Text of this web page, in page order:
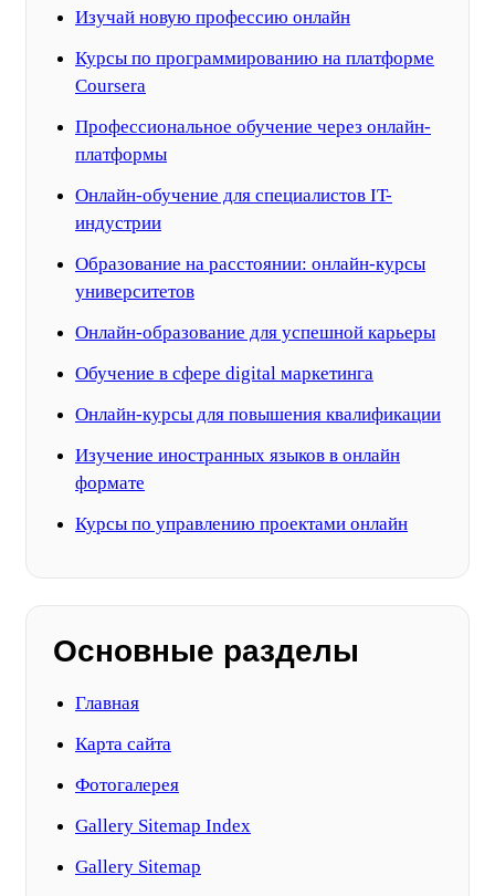
Изучай новую профессию онлайн
Курсы по программированию на платформе
Coursera
Профессиональное обучение через онлайн-
платформы
Онлайн-обучение для специалистов IT-
индустрии
Образование на расстоянии: онлайн-курсы
университетов
Онлайн-образование для успешной карьеры
Обучение в сфере digital маркетинга
Онлайн-курсы для повышения квалификации
Изучение иностранных языков в онлайн
формате
Курсы по управлению проектами онлайн
Основные разделы
Главная
Карта сайта
Фотогалерея
Gallery Sitemap Index
Gallery Sitemap